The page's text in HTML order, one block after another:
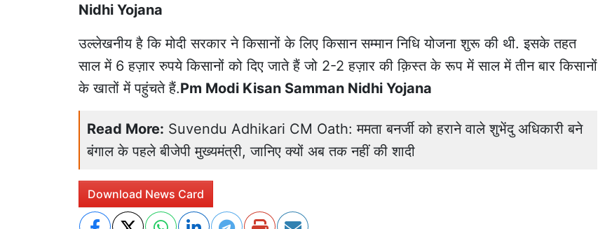
Nidhi Yojana
उल्लेखनीय है कि मोदी सरकार ने किसानों के लिए किसान सम्मान निधि योजना शुरू की थी. इसके तहत
साल में 6 हज़ार रुपये किसानों को दिए जाते हैं जो 2-2 हज़ार की क़िस्त के रूप में साल में तीन बार किसानों
के खातों में पहुंचते हैं.Pm Modi Kisan Samman Nidhi Yojana
Read More: Suvendu Adhikari CM Oath: ममता बनर्जी को हराने वाले शुभेंदु अधिकारी बने
बंगाल के पहले बीजेपी मुख्यमंत्री, जानिए क्यों अब तक नहीं की शादी
Download News Card